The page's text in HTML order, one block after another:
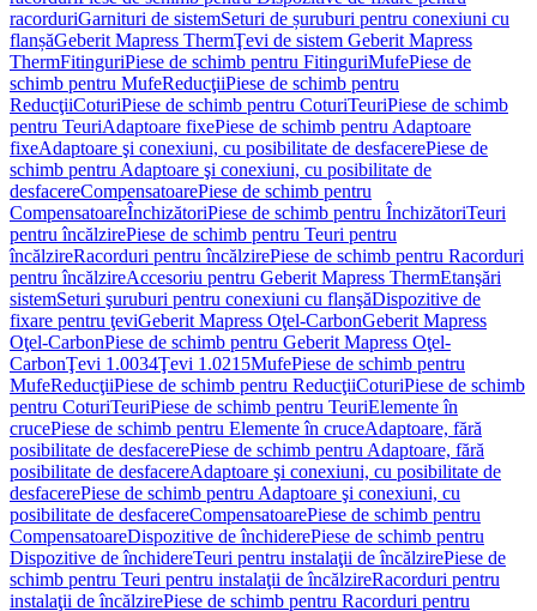
racorduriGarnituri de sistemSeturi de șuruburi pentru conexiuni cu
flanșăGeberit Mapress ThermŢevi de sistem Geberit Mapress
ThermFitinguriPiese de schimb pentru FitinguriMufePiese de
schimb pentru MufeReducţiiPiese de schimb pentru
ReducţiiCoturiPiese de schimb pentru CoturiTeuriPiese de schimb
pentru TeuriAdaptoare fixePiese de schimb pentru Adaptoare
fixeAdaptoare şi conexiuni, cu posibilitate de desfacerePiese de
schimb pentru Adaptoare şi conexiuni, cu posibilitate de
desfacereCompensatoarePiese de schimb pentru
CompensatoareÎnchizătoriPiese de schimb pentru ÎnchizătoriTeuri
pentru încălzirePiese de schimb pentru Teuri pentru
încălzireRacorduri pentru încălzirePiese de schimb pentru Racorduri
pentru încălzireAccesoriu pentru Geberit Mapress ThermEtanşări
sistemSeturi şuruburi pentru conexiuni cu flanşăDispozitive de
fixare pentru ţeviGeberit Mapress Oţel-CarbonGeberit Mapress
Oţel-CarbonPiese de schimb pentru Geberit Mapress Oţel-
CarbonŢevi 1.0034Ţevi 1.0215MufePiese de schimb pentru
MufeReducţiiPiese de schimb pentru ReducţiiCoturiPiese de schimb
pentru CoturiTeuriPiese de schimb pentru TeuriElemente în
crucePiese de schimb pentru Elemente în cruceAdaptoare, fără
posibilitate de desfacerePiese de schimb pentru Adaptoare, fără
posibilitate de desfacereAdaptoare şi conexiuni, cu posibilitate de
desfacerePiese de schimb pentru Adaptoare şi conexiuni, cu
posibilitate de desfacereCompensatoarePiese de schimb pentru
CompensatoareDispozitive de închiderePiese de schimb pentru
Dispozitive de închidereTeuri pentru instalaţii de încălzirePiese de
schimb pentru Teuri pentru instalaţii de încălzireRacorduri pentru
instalaţii de încălzirePiese de schimb pentru Racorduri pentru